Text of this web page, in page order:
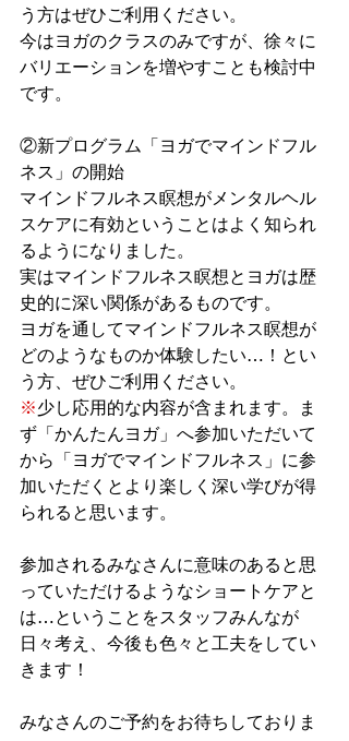
う方はぜひご利用ください。
今はヨガのクラスのみですが、徐々に
バリエーションを増やすことも検討中
です。
②新プログラム「ヨガでマインドフル
ネス」の開始
マインドフルネス瞑想がメンタルヘル
スケアに有効ということはよく知られ
るようになりました。
実はマインドフルネス瞑想とヨガは歴
史的に深い関係があるものです。
ヨガを通してマインドフルネス瞑想が
どのようなものか体験したい…！とい
う方、ぜひご利用ください。
※少し応用的な内容が含まれます。ま
ず「かんたんヨガ」へ参加いただいて
から「ヨガでマインドフルネス」に参
加いただくとより楽しく深い学びが得
られると思います。
参加されるみなさんに意味のあると思
っていただけるようなショートケアと
は…ということをスタッフみんなが
日々考え、今後も色々と工夫をしてい
きます！
みなさんのご予約をお待ちしておりま